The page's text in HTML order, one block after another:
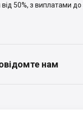
50%, з виплатами до
нам